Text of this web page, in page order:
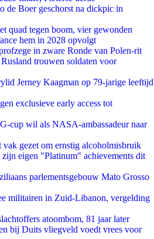
de Boer geschorst na dickpic in
quad tegen boom, vier gewonden
hem in 2028 opvolgt
in zware Ronde van Polen-rit
trouwen soldaten voor
Jerney Kaagman op 79-jarige leeftijd
exclusieve early access tot
cup wil als NASA-ambassadeur naar
vak gezet om ernstig alcoholmisbruik
eigen "Platinum" achievements dit
parlementsgebouw Mato Grosso
militairen in Zuid-Libanon, vergelding
atoombom, 81 jaar later
bij Duits vliegveld voedt vrees voor